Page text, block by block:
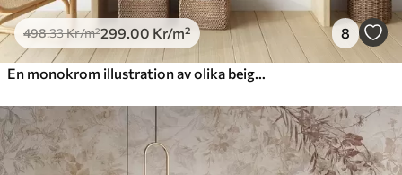
498.33Kr/m²299 .00 Kr/m² 8